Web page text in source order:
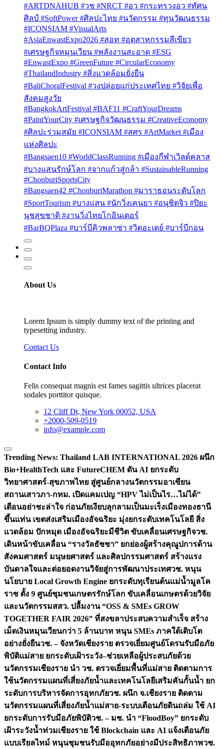
#ARTDNAHUB #วช #NRCT #อว #กระทรวงอว #ทัศน
ศิลป์ #SoftPower #ศิลปะไทย #นวัตกรรม #ทุนวัฒนธรรม
#ICONSIAM #VisualArts
#AsiaEnwastExpo2026 #สอท #อุตสาหกรรมสีเขียว
#เศรษฐกิจหมุนเวียน #พลังงานสะอาด #ESG
#EnwastExpo #GreenFuture #CircularEconomy
#ThailandIndustry #สิ่งแวดล้อมยั่งยืน
#BaliChoralFestival #วงปล่อยแก่ประเทศไทย #วิจัยเพื่อ
สังคมสูงวัย
#BangkokArtFestival #BAF11 #CraftYourDreams
#PaintYourCity #เศรษฐกิจวัฒนธรรม #CreativeEconomy
#ศิลปะร่วมสมัย #ICONSIAM #สศร #ArtMarket #เมือง
แห่งศิลปะ
#Bangsaen10 #WorldClassRunning #เมืองกีฬาเวิลด์คลาส
#บางแสนรักษ์โลก #จากแก้วสู่กล้า #SustainableRunning
#ChonburiSportsCity
#Bangsaen42 #ChonburiMarathon #มาราธอนระดับโลก
#SportTourism #บางแสน #นักวิ่งเคนยา #อนุชิตจิว #ปิยะ
นุชสุขชาติ #งานวิ่งไทยโกอินเตอร์
#BarBQPlaza #บาร์บีคิวพลาซ่า #วิตอะเดย์ #บาร์บีกอน
About Us
Lorem Ipsum is simply dummy text of the printing and
typesetting industry.
Contact Us
Contact Info
Felis consequat magnis est fames sagittis ultrices placerat
sodales porttitor quisque.
12 Cliff Dt, New York 00052, USA
+2000-509-0519
info@example.com
Trending News: Thailand LAB INTERNATIONAL 2026 ผนึก
Bio+HealthTech และ FutureCHEM ดัน AI ยกระดับ
วิทยาศาสตร์-สุขภาพไทย สู่ศูนย์กลางนวัตกรรมอาเซียน
สถานเสาวภา-กทม. เปิดแคมเปญ “HPV ไม่เป็นไร…ไม่ได้”
เตือนอย่าชะล่าใจ ก่อนภัยเงียบลุกลามเป็นมะเร็งเมืองทองธานี
ขึ้นแท่น เขตส่งเสริมเมืองอัจฉริยะ มุ่งยกระดับเทคโนโลยี สิ่ง
แวดล้อม ปักหมุด เมืองอัจฉริยะมีชีวิต ขับเคลื่อนเศรษฐกิจวช.
เดินหน้าขับเคลื่อน “รางวัลธัชชา” ยกย่องผู้สร้างคุณูปการด้าน
สังคมศาสตร์ มนุษยศาสตร์ และศิลปกรรมศาสตร์ สร้างแรง
บันดาลใจและต่อยอดงานวิจัยสู่การพัฒนาประเทศวช. หนุน
นโยบาย Local Growth Engine ยกระดับทุเรียนต้นแม่น้ำมูลโค
ราช ตั้ง 9 ศูนย์ชุมชนเกษตรรักษ์โลก ขับเคลื่อนเกษตรด้วยวิจัย
และนวัตกรรมสสว. ปลื้มงาน “OSS & SMEs GROW
TOGETHER FAIR 2026” ที่สงขลาประสบความสำเร็จ สร้าง
เม็ดเงินหมุนเวียนกว่า 5 ล้านบาท หนุน SMEs ภาคใต้เติบโต
อย่างยั่งยืนวช. – จังหวัดเชียงราย ตรวจเยี่ยมศูนย์โดรนรับมือภัย
พิบัติแม่สาย ยกระดับเฝ้าระวัง–ช่วยเหลือผู้ประสบภัยด้วย
นวัตกรรมเชียงราย นำ วช. ตรวจเยี่ยมพื้นที่แม่สาย ติดตามการ
ใช้นวัตกรรมแผนที่เสี่ยงภัยน้ำและเทคโนโลยีเสริมคันกั้นน้ำ ยก
ระดับการบริหารจัดการอุทกภัยวช. ผนึก จ.เชียงราย ติดตาม
นวัตกรรมแผนที่เสี่ยงภัยน้ำแม่สาย-ระบบเตือนภัยดินถล่ม ใช้ AI
ยกระดับการรับมือภัยพิบัติวช. – มช. นำ “FloodBoy” ยกระดับ
เฝ้าระวังน้ำท่วมเชียงราย ใช้ Blockchain และ AI แจ้งเตือนภัย
แบบเรียลไทม์ หนุนชุมชนรับมืออุทกภัยอย่างมีประสิทธิภาพวช.